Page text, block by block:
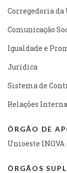
Corregedoria da
Comunicação
Igualdade e
Jurídica
Sistema de
Relações
ÓRGÃO DE
Unioeste INOVA
ÓRGÃOS